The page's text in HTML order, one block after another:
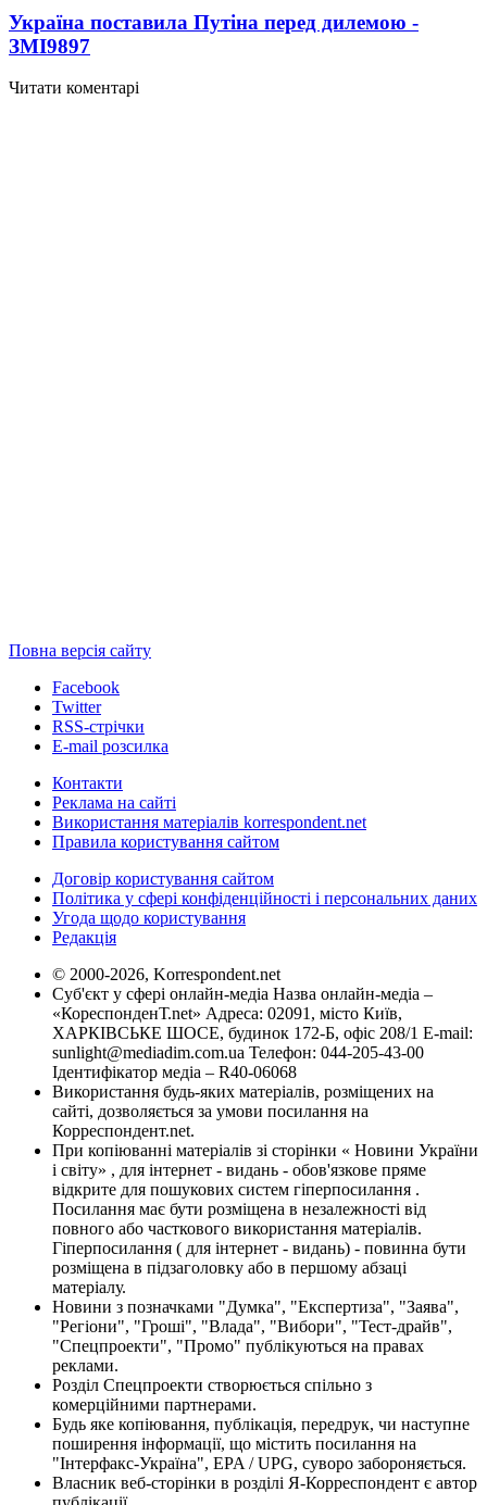
Україна поставила Путіна перед дилемою -
ЗМІ9897
Читати коментарі
Повна версія сайту
Facebook
Twitter
RSS-стрічки
E-mail розсилка
Контакти
Реклама на сайті
Використання матеріалів korrespondent.net
Правила користування сайтом
Договір користування сайтом
Політика у сфері конфіденційності і персональних даних
Угода щодо користування
Редакція
© 2000-2026, Korrespondent.net
Суб'єкт у сфері онлайн-медіа Назва онлайн-медіа –
«КореспонденТ.net» Адреса: 02091, місто Київ,
ХАРКІВСЬКЕ ШОСЕ, будинок 172-Б, офіс 208/1 E-mail:
sunlight@mediadim.com.ua Телефон: 044-205-43-00
Ідентифікатор медіа – R40-06068
Використання будь-яких матеріалів, розміщених на
сайті, дозволяється за умови посилання на
Корреспондент.net.
При копіюванні матеріалів зі сторінки « Новини України
і світу» , для інтернет - видань - обов'язкове пряме
відкрите для пошукових систем гіперпосилання .
Посилання має бути розміщена в незалежності від
повного або часткового використання матеріалів.
Гіперпосилання ( для інтернет - видань) - повинна бути
розміщена в підзаголовку або в першому абзаці
матеріалу.
Новини з позначками "Думка", "Експертиза", "Заява",
"Регіони", "Гроші", "Влада", "Вибори", "Тест-драйв",
"Спецпроекти", "Промо" публікуються на правах
реклами.
Розділ Спецпроекти створюється спільно з
комерційними партнерами.
Будь яке копіювання, публікація, передрук, чи наступне
поширення інформації, що містить посилання на
"Інтерфакс-Україна", EPA / UPG, суворо забороняється.
Власник веб-сторінки в розділі Я-Корреспондент є автор